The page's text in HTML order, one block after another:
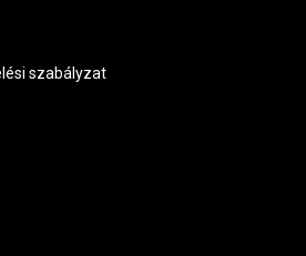
szabályzat